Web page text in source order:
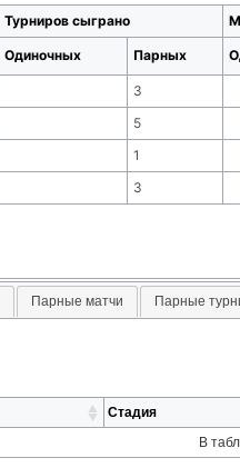
Турниров сыграно
Одиночных Парных
3
5
1
3
Парные матчи Парные
Стадия
В